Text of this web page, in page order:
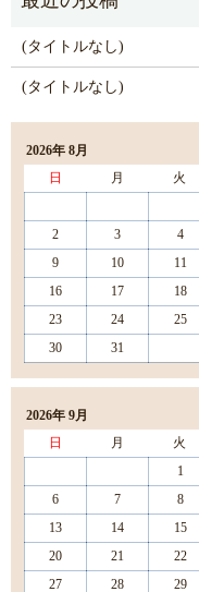
(タイトルなし)
(タイトルなし)
2026年 8月
日
月 火
2
3 4
9
10 11
16
17 18
23
24 25
30
31
2026年 9月
日
月 火
1
6
7 8
13
14 15
20
21 22
27
28 29